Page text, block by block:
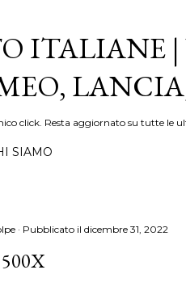
ITALIANE
click. Resta aggiornato su tutte
SIAMO
Pubblicato il dicembre 31, 2022